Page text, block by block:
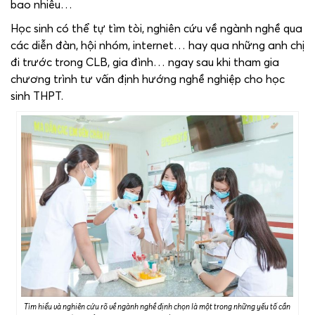
bao nhiêu…
Học sinh có thể tự tìm tòi, nghiên cứu về ngành nghề qua
các diễn đàn, hội nhóm, internet… hay qua những anh chị
đi trước trong CLB, gia đình… ngay sau khi tham gia
chương trình tư vấn định hướng nghề nghiệp cho học
sinh THPT.
Tìm hiểu và nghiên cứu rõ về ngành nghề định chọn là một trong những yếu tố cần